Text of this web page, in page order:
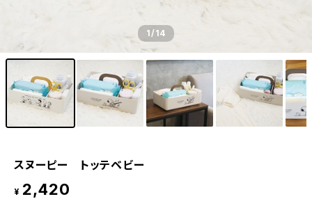
1/14
スヌーピー トッテベビー
¥ 2,420